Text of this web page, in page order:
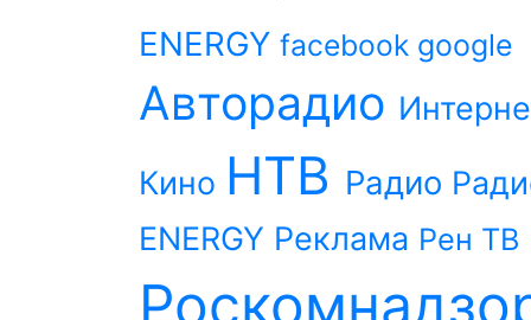
ENERGY facebook google
Авторадио
Кино НТВ Радио
ENERGY Реклама Рен ТВ